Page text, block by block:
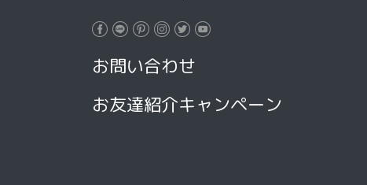
お問い合わせ
お友達紹介キャンペーン